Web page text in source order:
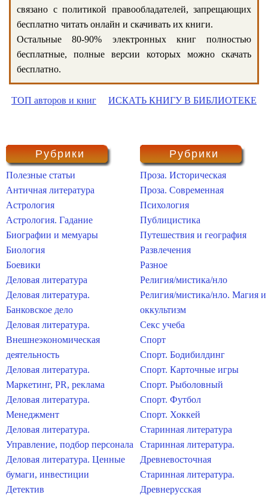
связано с политикой правообладателей, запрещающих
бесплатно читать онлайн и скачивать их книги.
Остальные 80-90% электронных книг полностью
бесплатные, полные версии которых можно скачать
бесплатно.
ТОП авторов и книг ИСКАТЬ КНИГУ В БИБЛИОТЕКЕ
Рубрики
Полезные статьи
Античная литература
Астрология
Астрология. Гадание
Биографии и мемуары
Биология
Боевики
Деловая литература
Деловая литература.
Банковское дело
Деловая литература.
Внешнеэкономическая
деятельность
Деловая литература.
Маркетинг, PR, реклама
Деловая литература.
Менеджмент
Деловая литература.
Управление, подбор персонала
Деловая литература. Ценные
бумаги, инвестиции
Детектив
Рубрики
Проза. Историческая
Проза. Современная
Психология
Публицистика
Путешествия и география
Развлечения
Разное
Религия/мистика/нло
Религия/мистика/нло. Магия и
оккультизм
Секс учеба
Спорт
Спорт. Бодибилдинг
Спорт. Карточные игры
Спорт. Рыболовный
Спорт. Футбол
Спорт. Хоккей
Старинная литература
Старинная литература.
Древневосточная
Старинная литература.
Древнерусская